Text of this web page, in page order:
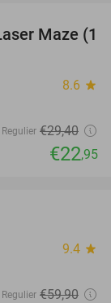
22%
Maze (1
8.6 star
Regulier €29,40
€22,95
9.4 star
Regulier €59,90